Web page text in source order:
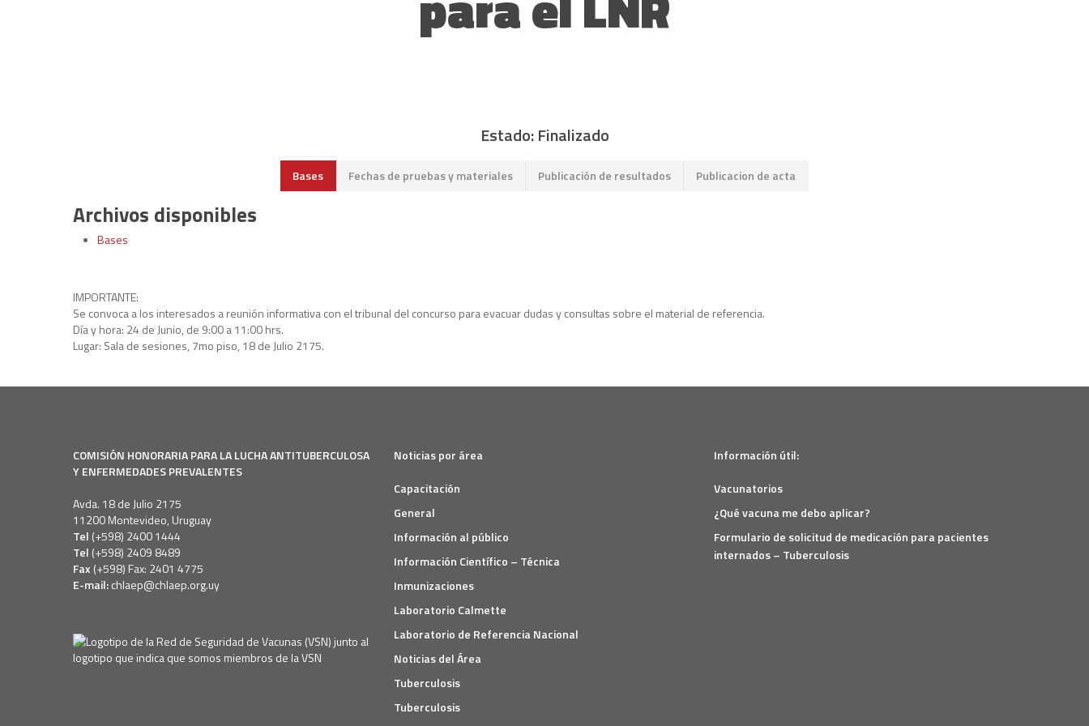
Estado: Finalizado
Bases Fechas de pruebas y materiales Publicación de resultados Publicacion de acta
Archivos disponibles
Bases
IMPORTANTE:
Se convoca a los interesados a reunión informativa con el tribunal del concurso para evacuar dudas y consultas sobre el material de referencia.
Día y hora: 24 de Junio, de 9:00 a 11:00 hrs.
Lugar: Sala de sesiones, 7mo piso, 18 de Julio 2175.
COMISIÓN HONORARIA PARA LA LUCHA ANTITUBERCULOSA
Y ENFERMEDADES PREVALENTES
Avda. 18 de Julio 2175
11200 Montevideo, Uruguay
Tel (+598) 2400 1444
Tel (+598) 2409 8489
Fax (+598) Fax: 2401 4775
E-mail:chlaep@chlaep.org.uy
Noticias por área
Capacitación
General
Información al público
Información Científico – Técnica
Inmunizaciones
Laboratorio Calmette
Laboratorio de Referencia Nacional
Noticias del Área
Tuberculosis
Tuberculosis
Información útil:
Vacunatorios
¿Qué vacuna me debo aplicar?
Formulario de solicitud de medicación para pacientes
internados – Tuberculosis